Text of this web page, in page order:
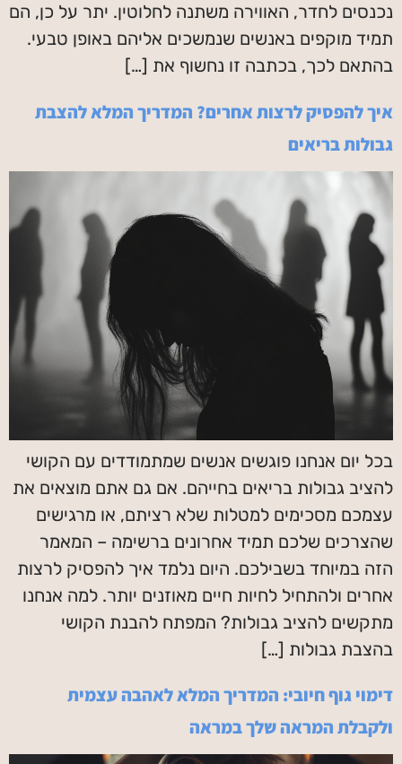
נכנסים לחדר, האווירה משתנה לחלוטין. יתר על כן, הם
תמיד מוקפים באנשים שנמשכים אליהם באופן טבעי.
בהתאם לכך, בכתבה זו נחשוף את […]
איך להפסיק לרצות אחרים? המדריך המלא להצבת
גבולות בריאים
בכל יום אנחנו פוגשים אנשים שמתמודדים עם הקושי
להציב גבולות בריאים בחייהם. אם גם אתם מוצאים את
עצמכם מסכימים למטלות שלא רציתם, או מרגישים
שהצרכים שלכם תמיד אחרונים ברשימה – המאמר
הזה במיוחד בשבילכם. היום נלמד איך להפסיק לרצות
אחרים ולהתחיל לחיות חיים מאוזנים יותר. למה אנחנו
מתקשים להציב גבולות? המפתח להבנת הקושי
בהצבת גבולות […]
דימוי גוף חיובי: המדריך המלא לאהבה עצמית
ולקבלת המראה שלך במראה